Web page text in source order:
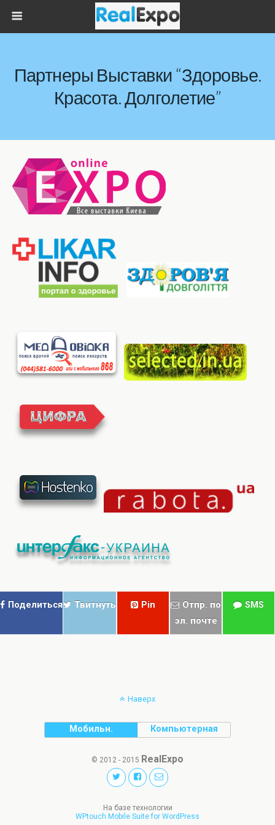
Партнеры Выставки “Здоровье.
Красота. Долголетие”
Поделиться Твитнуть Pin
Отпр. по
эл. почте
SMS
Наверх
Мобильн. Компьютерная
© 2012 - 2015 RealExpo
На базе технологии
WPtouch Mobile Suite for WordPress